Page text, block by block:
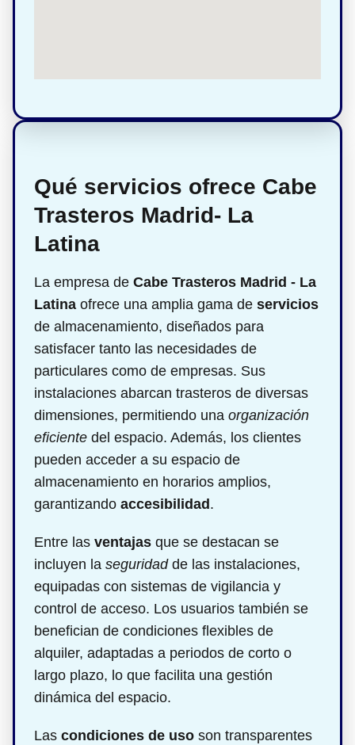
Qué servicios ofrece Cabe
Trasteros Madrid- La
Latina
La empresa de Cabe Trasteros Madrid - La
Latina ofrece una amplia gama de servicios
de almacenamiento, diseñados para
satisfacer tanto las necesidades de
particulares como de empresas. Sus
instalaciones abarcan trasteros de diversas
dimensiones, permitiendo una organización
eficiente del espacio. Además, los clientes
pueden acceder a su espacio de
almacenamiento en horarios amplios,
garantizando accesibilidad .
Entre las ventajas que se destacan se
incluyen la seguridadde las instalaciones,
equipadas con sistemas de vigilancia y
control de acceso. Los usuarios también se
benefician de condiciones flexibles de
alquiler, adaptadas a periodos de corto o
largo plazo, lo que facilita una gestión
dinámica del espacio.
Las condiciones de uso son transparentes